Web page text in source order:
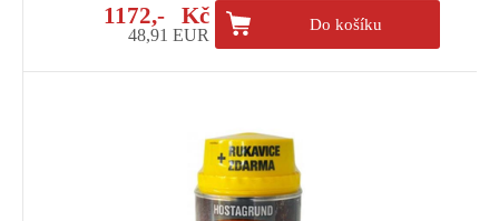
1172,- Kč
48,91 EUR
Do košíku